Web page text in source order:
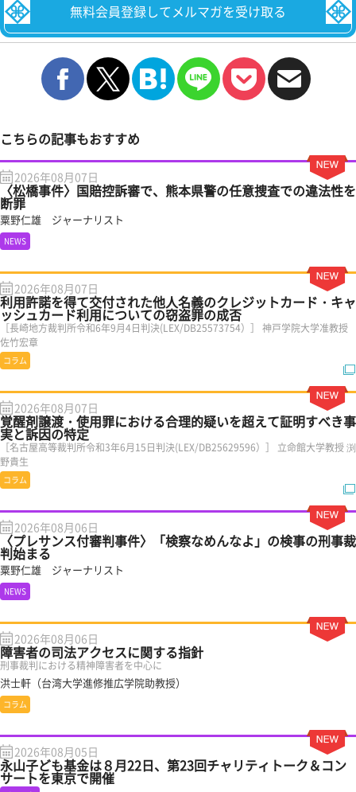
無料会員登録してメルマガを受け取る
こちらの記事もおすすめ
2026年08月07日
〈松橋事件〉国賠控訴審で、熊本県警の任意捜査での違法性を
断罪
粟野仁雄 ジャーナリスト
NEWS
2026年08月07日
利用許諾を得て交付された他人名義のクレジットカード・キャ
ッシュカード利用についての窃盗罪の成否
［長崎地方裁判所令和6年9月4日判決(LEX/DB25573754）］ 神戸学院大学准教授
佐竹宏章
コラム
2026年08月07日
覚醒剤譲渡・使用罪における合理的疑いを超えて証明すべき事
実と訴因の特定
［名古屋高等裁判所令和3年6月15日判決(LEX/DB25629596）］ 立命館大学教授 渕
野貴生
コラム
2026年08月06日
〈プレサンス付審判事件〉「検察なめんなよ」の検事の刑事裁
判始まる
粟野仁雄 ジャーナリスト
NEWS
2026年08月06日
障害者の司法アクセスに関する指針
刑事裁判における精神障害者を中心に
洪士軒（台湾大学進修推広学院助教授）
コラム
2026年08月05日
永山子ども基金は８月22日、第23回チャリティトーク＆コン
サートを東京で開催